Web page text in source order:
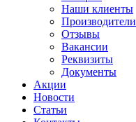
Наши клиенты
Производители
Отзывы
Вакансии
Реквизиты
Документы
Акции
Новости
Статьи